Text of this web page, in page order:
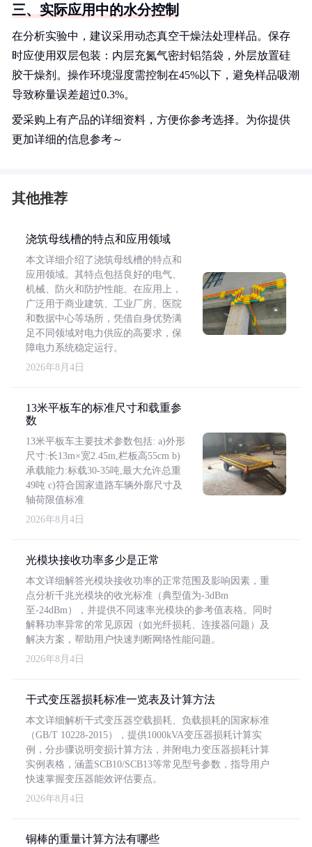
三、实际应用中的水分控制
在分析实验中，建议采用动态真空干燥法处理样品。保存
时应使用双层包装：内层充氮气密封铝箔袋，外层放置硅
胶干燥剂。操作环境湿度需控制在45%以下，避免样品吸潮
导致称量误差超过0.3%。
爱采购上有产品的详细资料，方便你参考选择。为你提供
更加详细的信息参考～
其他推荐
浇筑母线槽的特点和应用领域
本文详细介绍了浇筑母线槽的特点和
应用领域。其特点包括良好的电气、
机械、防火和防护性能。在应用上，
广泛用于商业建筑、工业厂房、医院
和数据中心等场所，凭借自身优势满
足不同领域对电力供应的高要求，保
障电力系统稳定运行。
2026年8月4日
13米平板车的标准尺寸和载重参
数
13米平板车主要技术参数包括: a)外形
尺寸:长13m×宽2.45m,栏板高55cm b)
承载能力:标载30-35吨,最大允许总重
49吨 c)符合国家道路车辆外廓尺寸及
轴荷限值标准
2026年8月4日
光模块接收功率多少是正常
本文详细解答光模块接收功率的正常范围及影响因素，重
点分析千兆光模块的收光标准（典型值为-3dBm
至-24dBm），并提供不同速率光模块的参考值表格。同时
解释功率异常的常见原因（如光纤损耗、连接器问题）及
解决方案，帮助用户快速判断网络性能问题。
2026年8月4日
干式变压器损耗标准一览表及计算方法
本文详细解析干式变压器空载损耗、负载损耗的国家标准
（GB/T 10228-2015），提供1000kVA变压器损耗计算实
例，分步骤说明变损计算方法，并附电力变压器损耗计算
实例表格，涵盖SCB10/SCB13等常见型号参数，指导用户
快速掌握变压器能效评估要点。
2026年8月4日
铜棒的重量计算方法有哪些